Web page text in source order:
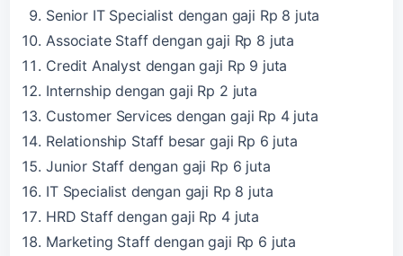
Senior IT Specialist dengan gaji Rp 8 juta
Associate Staff dengan gaji Rp 8 juta
Credit Analyst dengan gaji Rp 9 juta
Internship dengan gaji Rp 2 juta
Customer Services dengan gaji Rp 4 juta
Relationship Staff besar gaji Rp 6 juta
Junior Staff dengan gaji Rp 6 juta
IT Specialist dengan gaji Rp 8 juta
HRD Staff dengan gaji Rp 4 juta
Marketing Staff dengan gaji Rp 6 juta